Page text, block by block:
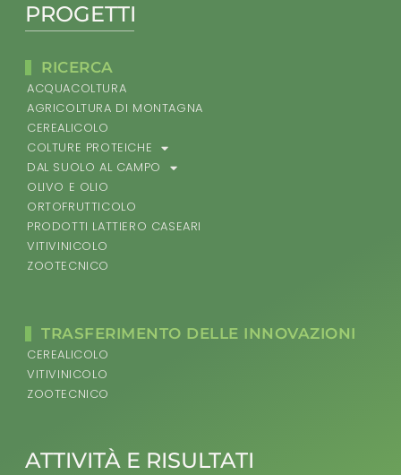
ATTIVITÀ E RISULTATI
PROGETTI
RICERCA
ACQUACOLTURA
AGRICOLTURA DI MONTAGNA
CEREALICOLO
COLTURE PROTEICHE
DAL SUOLO AL CAMPO
OLIVO E OLIO
ORTOFRUTTICOLO
PRODOTTI LATTIERO CASEARI
VITIVINICOLO
ZOOTECNICO
TRASFERIMENTO DELLE INNOVAZIONI
CEREALICOLO
VITIVINICOLO
ZOOTECNICO